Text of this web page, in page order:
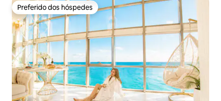
Preferido dos hóspedes
Preferido dos hóspedes